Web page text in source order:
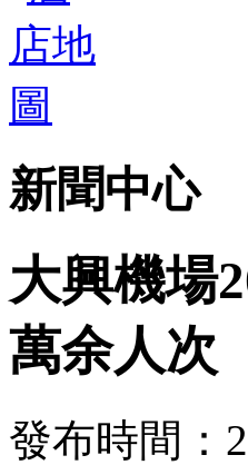
新聞中心
大興機場
萬余人次
發布時間：